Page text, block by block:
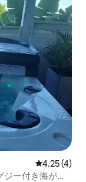
レビュー4
4.25 (4)
ー付き海が見